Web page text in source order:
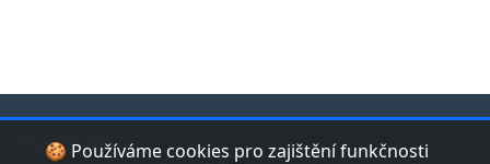
🍪 Používáme cookies pro zajištění funkčnosti
jduplavat.cz